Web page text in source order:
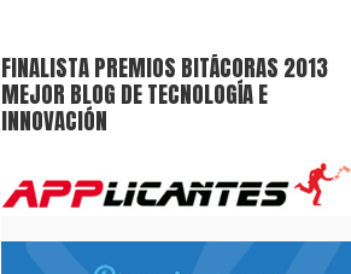
FINALISTA PREMIOS BITÁCORAS 2013
MEJOR BLOG DE TECNOLOGÍA E
INNOVACIÓN